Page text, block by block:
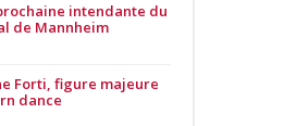
intendante du
de Mannheim
Forti, figure majeure
dance